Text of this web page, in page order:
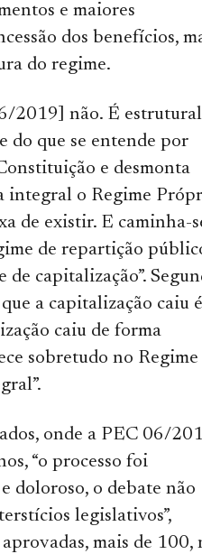
e maiores
dos benefícios,
do regime.
2019] não. É
do que se entende por
e desmonta
integral o Regime
de existir. E caminha-
de repartição
capitalização”.
a capitalização caiu
caiu de forma
sobretudo no Regime
onde a PEC 06/
“o processo foi
doloroso, o debate não
legislativos”,
mais de 100,